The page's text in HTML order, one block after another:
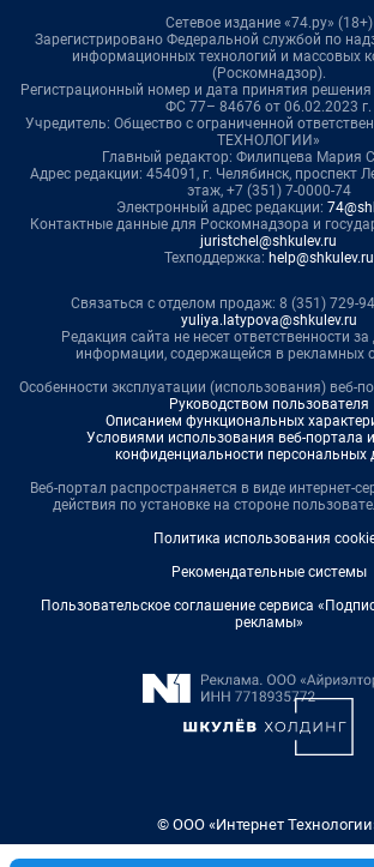
Сетевое издание «74.ру» (18+)
Зарегистрировано Федеральной службой по
информационных технологий и массовых
(Роскомнадзор).
Регистрационный номер и дата принятия
ФС 77– 84676 от 06.02.2023 г.
Учредитель: Общество с ограниченной
ТЕХНОЛОГИИ»
Главный редактор: Филипцева Мария
Адрес редакции: 454091, г. Челябинск, проспект
этаж, +7 (351) 7-0000-74
Электронный адрес редакции:
Контактные данные для Роскомнадзора и
juristchel@shkulev.ru
Техподдержка: help@shkulev.ru
Связаться с отделом продаж: 8 (351) 729-
yuliya.latypova@shkulev.ru
Редакция сайта не несет ответственности
информации, содержащейся в рекламных
Особенности эксплуатации (использования) веб-
Руководством пользователя
Описанием функциональных
Условиями использования веб-портала
конфиденциальности персональных
Веб-портал распространяется в виде интернет-
действия по установке на стороне
Политика использования
Рекомендательные системы
Пользовательское соглашение сервиса
рекламы»
© ООО «Интернет